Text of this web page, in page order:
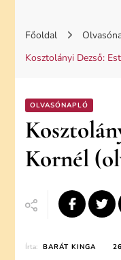
Főoldal
Kosztolányi Dezső:
OLVASÓNAPLÓ
Kornél
Írta: BARÁT KINGA